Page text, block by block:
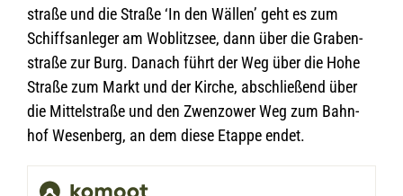
straße und die Straße ‘In den Wäl­len’ geht es zum
Schiffs­an­le­ger am Woblitz­see, dann über die Gra­ben­
straße zur Burg. Danach führt der Weg über die Hohe
Straße zum Markt und der Kir­che, abschlie­ßend über
die Mit­tel­straße und den Zwen­zower Weg zum Bahn­
hof Wesen­berg, an dem diese Etappe endet.